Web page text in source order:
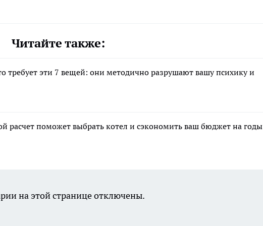
Читайте также:
требует эти 7 вещей: они методично разрушают вашу психику и
расчет поможет выбрать котел и сэкономить ваш бюджет на годы
на этой странице отключены.